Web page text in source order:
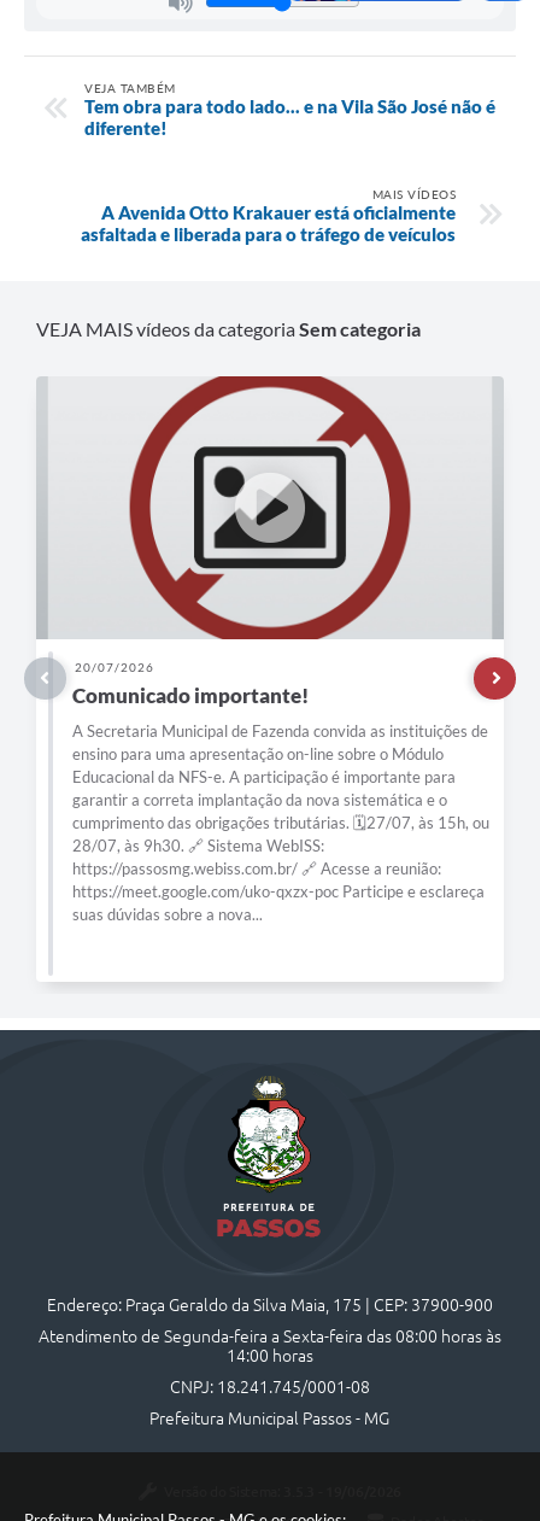
VEJA TAMBÉM
Tem obra para todo lado... e na Vila São José não é
diferente!
MAIS VÍDEOS
A Avenida Otto Krakauer está oficialmente
asfaltada e liberada para o tráfego de veículos
VEJA MAIS vídeos da categoriaSem categoria
23/06/2026
A cada dia que passa, nosso novo PSF Nova
Passos vai tomando forma.
Endereço: Praça Geraldo da Silva Maia, 175 | CEP: 37900-900
Atendimento de Segunda-feira a Sexta-feira das 08:00 horas às
14:00 horas
CNPJ: 18.241.745/0001-08
Prefeitura Municipal Passos - MG